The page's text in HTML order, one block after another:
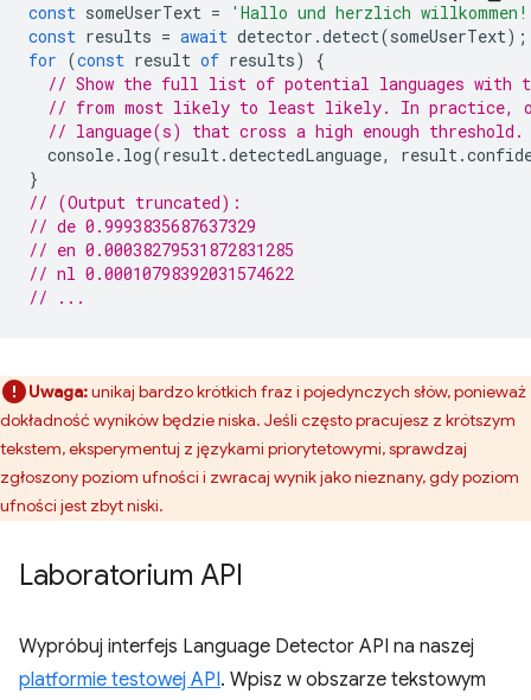
const someUserText =
'Hallo und herzlich
const results = await detector .detect(someUserText);
for (const result of results)
{
// Show the full list of potential languages with
// from most likely to least likely. In practice,
// language(s) that cross a high enough threshold.
console. log(result.detectedLanguage, result.
}
// (Output truncated):
// de 0.9993835687637329
// en 0.00038279531872831285
// nl 0.00010798392031574622
// ...
Uwaga:unikaj bardzo krótkich fraz i pojedynczych słów, ponieważ
dokładność wyników będzie niska. Jeśli często pracujesz z krótszym
tekstem, eksperymentuj z językami priorytetowymi, sprawdzaj
zgłoszony poziom ufności i zwracaj wynik jako nieznany, gdy poziom
ufności jest zbyt niski.
Laboratorium API
Wypróbuj interfejs Language Detector API na naszej
platformie testowej API. Wpisz w obszarze tekstowym